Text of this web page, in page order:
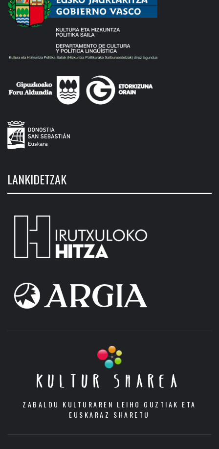
LANKIDETZAK
KULTUR SHAREA
ZABALDU KULTURAREN LEIHO GUZTIAK ETA
EUSKARAZ SHARETU